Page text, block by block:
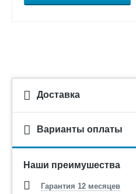
Доставка
Варианты оплаты
Наши преимушества
Гарантия 12 месяцев